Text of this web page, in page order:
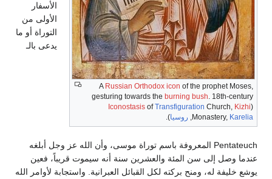
A Russian Orthodox icon of the prophet Moses,
gesturing towards the burning bush. 18th-century
(
Iconostasis ofTransfiguration Church, Kizhi
Monastery, Karelia
, روسيا).
الأسفار
الأولى من
التوراة أو ما
يدعى بالـ
Pentateuch المعروفة باسم توراة موسى، وأن الله عز وجل أبلغه
عندما وصل إلى سن المئة والعشرين سنة أنه سيموت قريباً، فعين
يوشع خليفة له، ومنح بركته لكل القبائل العبرانية. واستجابة لأوامر الله